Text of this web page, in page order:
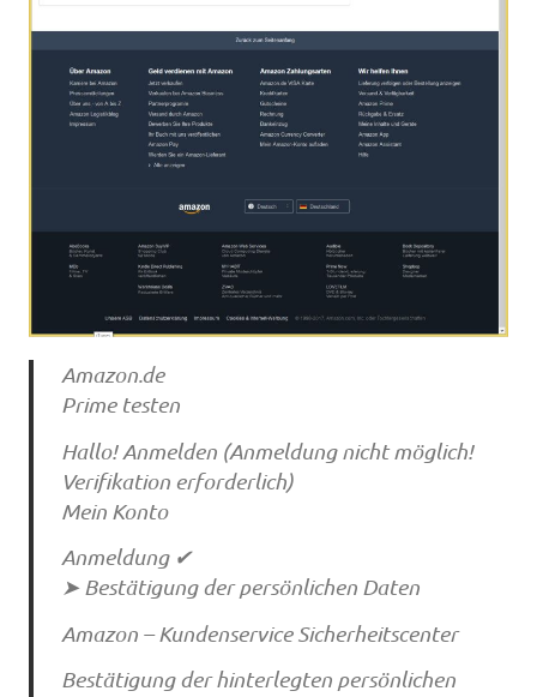
Amazon.de
Prime testen
Hallo! Anmelden (Anmeldung nicht möglich!
Verifikation erforderlich)
Mein Konto
Anmeldung ✔
➤ Bestätigung der persönlichen Daten
Amazon – Kundenservice Sicherheitscenter
Bestätigung der hinterlegten persönlichen